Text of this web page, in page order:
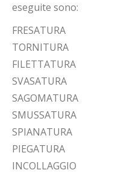
eseguite sono:
FRESATURA
TORNITURA
FILETTATURA
SVASATURA
SAGOMATURA
SMUSSATURA
SPIANATURA
PIEGATURA
INCOLLAGGIO